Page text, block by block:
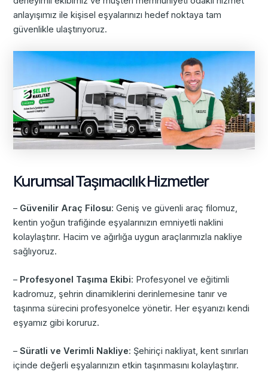
anlayışımız ile kişisel eşyalarınızı hedef noktaya tam
güvenlikle ulaştırıyoruz.
Kurumsal Taşımacılık Hizmetler
– Güvenilir Araç Filosu: Geniş ve güvenli araç filomuz,
kentin yoğun trafiğinde eşyalarınızın emniyetli naklini
kolaylaştırır. Hacim ve ağırlığa uygun araçlarımızla nakliye
sağlıyoruz.
– Profesyonel Taşıma Ekibi: Profesyonel ve eğitimli
kadromuz, şehrin dinamiklerini derinlemesine tanır ve
taşınma sürecini profesyonelce yönetir. Her eşyanızı kendi
eşyamız gibi koruruz.
–Süratli ve Verimli Nakliye: Şehiriçi nakliyat, kent sınırları
içinde değerli eşyalarınızın etkin taşınmasını kolaylaştırır.